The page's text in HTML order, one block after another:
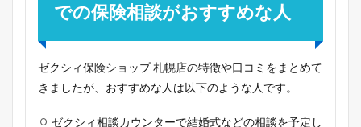
での保険相談がおすすめな人
ゼクシィ保険ショップ 札幌店の特徴や口コミをまとめて
きましたが、おすすめな人は以下のような人です。
ゼクシィ相談カウンターで結婚式などの相談を予定し